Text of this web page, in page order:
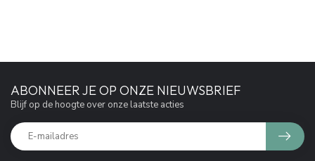
ABONNEER JE OP ONZE NIEUWSBRIEF
Blijf op de hoogte over onze laatste acties